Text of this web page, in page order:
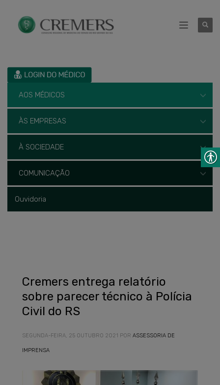
AOS MÉDICOS
ÀS EMPRESAS
À SOCIEDADE
COMUNICAÇÃO
Ouvidoria
Cremers entrega relatório
sobre parecer técnico à Polícia
Civil do RS
SEGUNDA-FEIRA, 25 OUTUBRO 2021 POR ASSESSORIA DE
IMPRENSA